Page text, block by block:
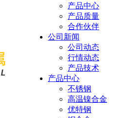
产品中心
产品质量
合作伙伴
公司新闻
公司动态
行情动态
产品技术
产品中心
不锈钢
高温镍合金
优特钢